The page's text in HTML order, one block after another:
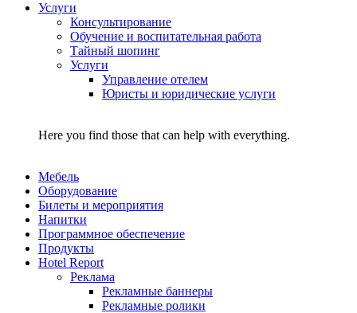
Услуги
Консультирование
Обучение и воспитательная работа
Тайный шопинг
Услуги
Управление отелем
Юристы и юридические услуги
Here you find those that can help with everything.
Мебель
Оборудование
Билеты и мероприятия
Напитки
Программное обеспечение
Продукты
Hotel Report
Реклама
Рекламные баннеры
Рекламные ролики